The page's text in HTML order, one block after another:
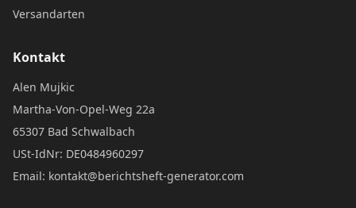
Versandarten
Kontakt
Alen Mujkic
Martha-Von-Opel-Weg 22a
65307 Bad Schwalbach
USt-IdNr: DE0484960297
Email: kontakt@berichtsheft-generator.com